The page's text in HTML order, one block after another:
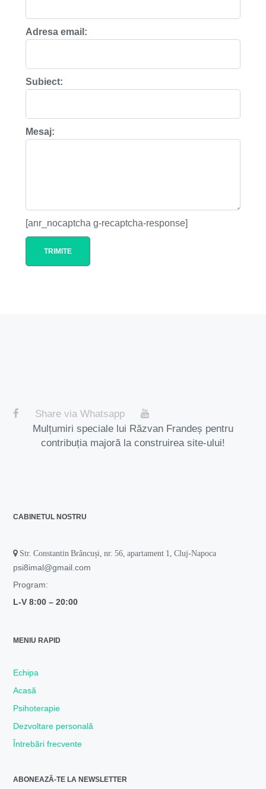
Adresa email:
Subiect:
Mesaj:
[anr_nocaptcha g-recaptcha-response]
Share via Whatsapp
Mulțumiri speciale lui Răzvan Frandeș pentru
contribuția majoră la construirea site-ului!
CABINETUL NOSTRU
Str. Constantin Brâncuși, nr. 56, apartament 1, Cluj-Napoca
psi8imal@gmail.com
Program:
L-V 8:00 – 20:00
MENIU RAPID
Echipa
Acasă
Psihoterapie
Dezvoltare personală
Întrebări frecvente
ABONEAZĂ-TE LA NEWSLETTER